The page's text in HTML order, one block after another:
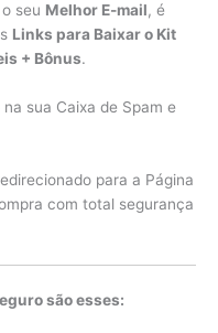
seu Melhor E-mail, é
Links para Baixar o Kit
+ Bônus.
sua Caixa de Spam e
para a Página
com total segurança
são esses: